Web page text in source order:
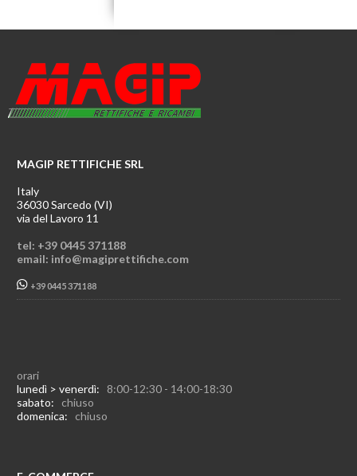
MAGIP RETTIFICHE SRL
Italy
36030 Sarcedo (VI)
via del Lavoro 11
tel: +39 0445 371188
email: info@magiprettifiche.com
+39 0445 371188
orari
lunedì > venerdì: 8:00-12:30 - 14:00-18:30
sabato: chiuso
domenica: chiuso